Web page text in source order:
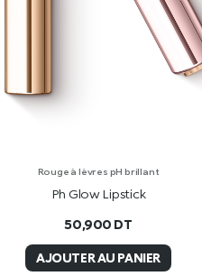
Rouge à lèvres pH brillant
Ph Glow Lipstick
50,900 DT
AJOUTER AU PANIER